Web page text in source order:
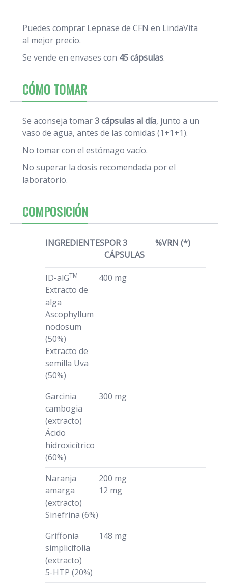
Puedes comprar Lepnase de CFN en LindaVita
al mejor precio.
Se vende en envases con 45 cápsulas.
CÓMO TOMAR
Se aconseja tomar3 cápsulas al día, junto a un
vaso de agua, antes de las comidas (1+1+1).
No tomar con el estómago vacío.
No superar la dosis recomendada por el
laboratorio.
COMPOSICIÓN
INGREDIENTESPOR 3
CÁPSULAS
%VRN (*)
ID-alGTM
Extracto de
alga
Ascophyllum
nodosum
(50%)
Extracto de
semilla Uva
(50%)
400 mg
Garcinia
cambogia
(extracto)
Ácido
hidroxicítrico
(60%)
300 mg
Naranja
amarga
(extracto)
Sinefrina (6%)
200 mg
12 mg
Griffonia
simplicifolia
(extracto)
5-HTP (20%)
148 mg